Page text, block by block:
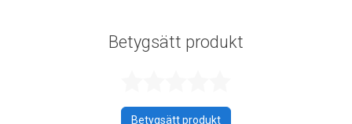
Betygsätt produkt
Betygsätt produkt